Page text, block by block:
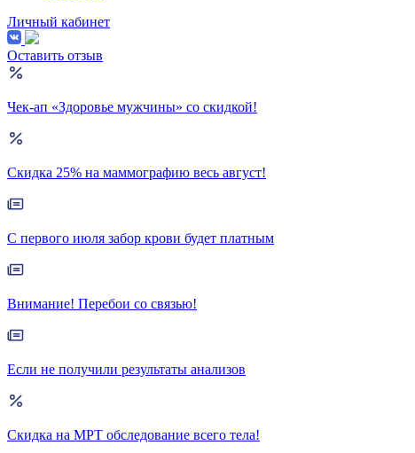
Личный кабинет
Оставить отзыв
Чек-ап «Здоровье мужчины» со скидкой!
Скидка 25% на маммографию весь август!
С первого июля забор крови будет платным
Внимание! Перебои со связью!
Если не получили результаты анализов
Скидка на МРТ обследование всего тела!